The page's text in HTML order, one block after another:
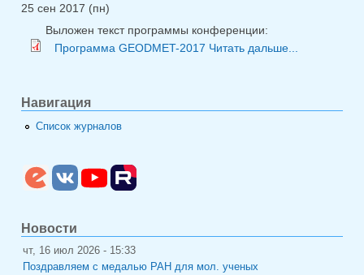
25 сен 2017 (пн)
Выложен текст программы конференции:
Программа GEODMET-2017 Читать дальше...
Навигация
Список журналов
Новости
чт, 16 июл 2026 - 15:33
Поздравляем с медалью РАН для мол. ученых